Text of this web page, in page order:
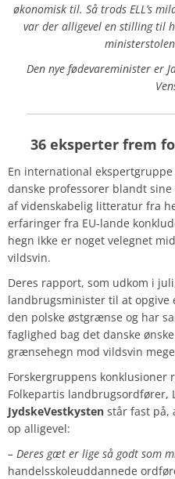
økonomisk til. Så trods ELL’s
var der alligevel en stilling til
Den nye fødevareminister er
36 eksperter frem
En international
danske professorer blandt
af videnskabelig litteratur fra
erfaringer fra EU-lande
hegn ikke er noget velegnet
vildsvin.
Deres rapport, som udkom i
landbrugsminister til at opgive
den polske østgrænse og har
faglighed bag det danske
grænsehegn mod vildsvin
Forskergruppens konklusioner
Folkepartis landbrugsordfører,
JydskeVestkysten står fast på,
op alligevel:
– Deres gæt er lige så godt som
handelsskoleuddannede